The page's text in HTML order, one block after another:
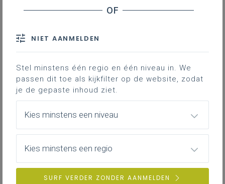
Samenhang met de tweede graad
Gekoppelde leerplannen
Samenhang met de tweede
graad
Op basis van logische doorstroom in D/A-finaliteit
NIET AANMELDEN
Stel minstens één regio en één niveau in. We
passen dit toe als kijkfilter op de website, zodat
je de gepaste inhoud ziet.
Kies minstens een niveau
Kies minstens een regio
SURF VERDER ZONDER AANMELDEN